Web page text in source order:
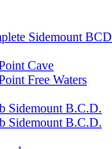
Sidemount BCD
Cave
Free Waters
Sidemount B.C.D.
Sidemount B.C.D.